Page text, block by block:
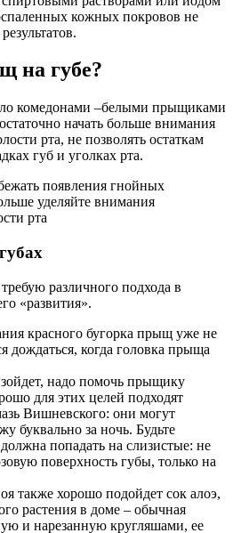
кожных покровов не
на губе?
комедонами –белыми прыщиками
начать больше внимания
рта, не позволять остаткам
губ и уголках рта.
появления гнойных
уделяйте внимания
рта
различного подхода в
«развития».
красного бугорка прыщ уже не
дождаться, когда головка прыща
надо помочь прыщику
для этих целей подходят
Вишневского: они могут
буквально за ночь. Будьте
попадать на слизистые: не
поверхность губы, только на
также хорошо подойдет сок алоэ,
растения в доме – обычная
и нарезанную кругляшами, ее